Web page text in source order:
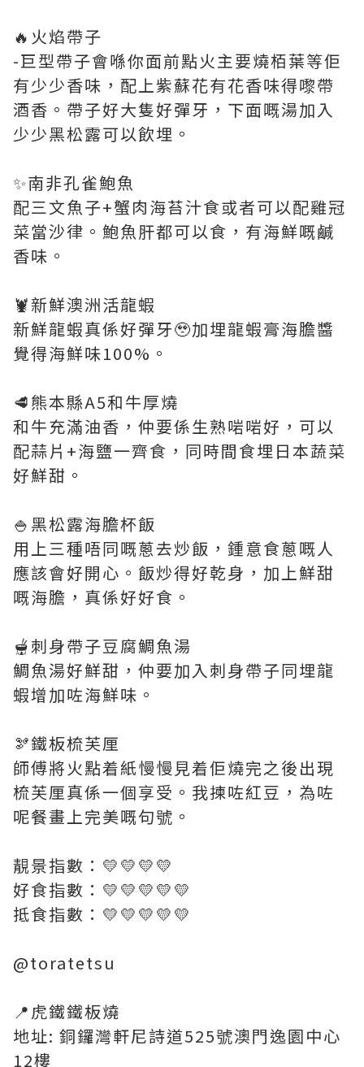
🔥火焰帶子
-巨型帶子會喺你面前點火主要燒栢葉等佢
有少少香味，配上紫蘇花有花香味得嚟帶
酒香。帶子好大隻好彈牙，下面嘅湯加入
少少黑松露可以飲埋。
✨南非孔雀鮑魚
配三文魚子+蟹肉海苔汁食或者可以配雞冠
菜當沙律。鮑魚肝都可以食，有海鮮嘅鹹
香味。
🦞新鮮澳洲活龍蝦
新鮮龍蝦真係好彈牙🥹加埋龍蝦膏海膽醬
覺得海鮮味100%。
🥩熊本縣A5和牛厚燒
和牛充滿油香，仲要係生熟啱啱好，可以
配蒜片+海鹽一齊食，同時間食埋日本蔬菜
好鮮甜。
🍚黑松露海膽杯飯
用上三種唔同嘅蔥去炒飯，鍾意食蔥嘅人
應該會好開心。飯炒得好乾身，加上鮮甜
嘅海膽，真係好好食。
🫕刺身帶子豆腐鯛魚湯
鯛魚湯好鮮甜，仲要加入刺身帶子同埋龍
蝦增加咗海鮮味。
🫘鐵板梳芙厘
師傅將火點着紙慢慢見着佢燒完之後出現
梳芙厘真係一個享受。我揀咗紅豆，為咗
呢餐畫上完美嘅句號。
靚景指數：💛💛💛💛
好食指數：💛💛💛💛💛
抵食指數：💛💛💛💛💛
@toratetsu
📍虎鐵鐵板燒
地址: 銅鑼灣軒尼詩道525號澳門逸園中心
12樓